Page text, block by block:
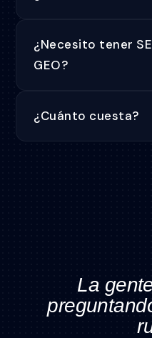
¿Necesito tener
GEO?
¿Cuánto cuesta?
La